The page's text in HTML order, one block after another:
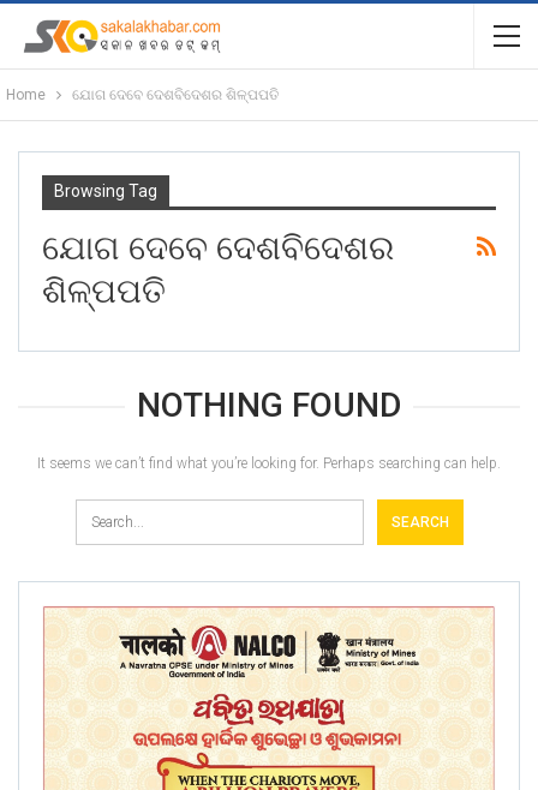
Home ଯୋଗ ଦେବେ ଦେଶବିଦେଶର ଶିଳ୍ପପତି
Browsing Tag
ଯୋଗ ଦେବେ ଦେଶବିଦେଶର
ଶିଳ୍ପପତି
NOTHING FOUND
It seems we can’t find what you’re looking for. Perhaps searching can help.